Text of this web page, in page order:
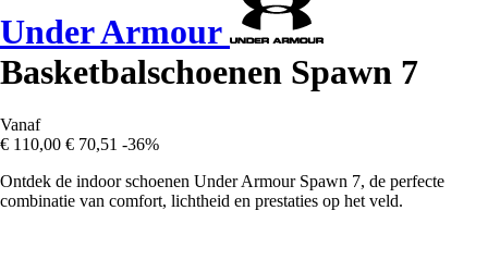
Under Armour
Basketbalschoenen Spawn 7
Vanaf
€ 110,00 € 70,51 -36%
Ontdek de indoor schoenen Under Armour Spawn 7, de perfecte
combinatie van comfort, lichtheid en prestaties op het veld.